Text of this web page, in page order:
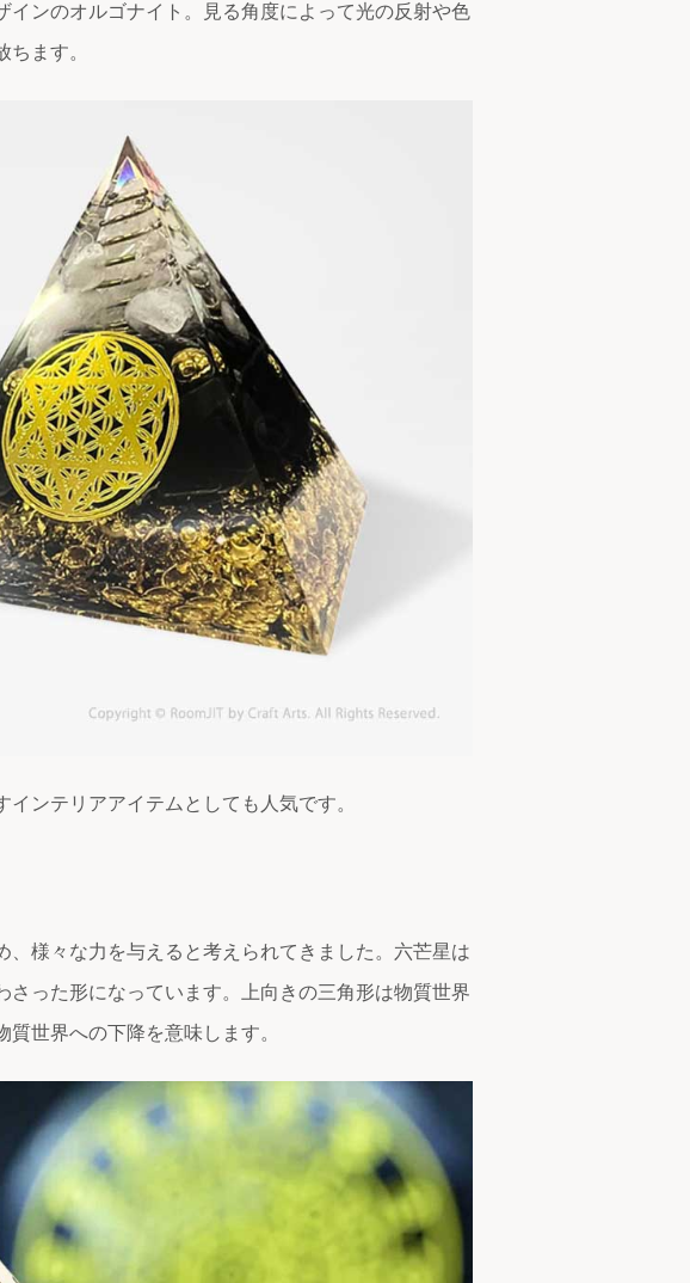
ンのオルゴナイト。見る角度によって光の反射や色
ます。
ンテリアアイテムとしても人気です。
様々な力を与えると考えられてきました。六芒星は
った形になっています。上向きの三角形は物質世界
世界への下降を意味します。